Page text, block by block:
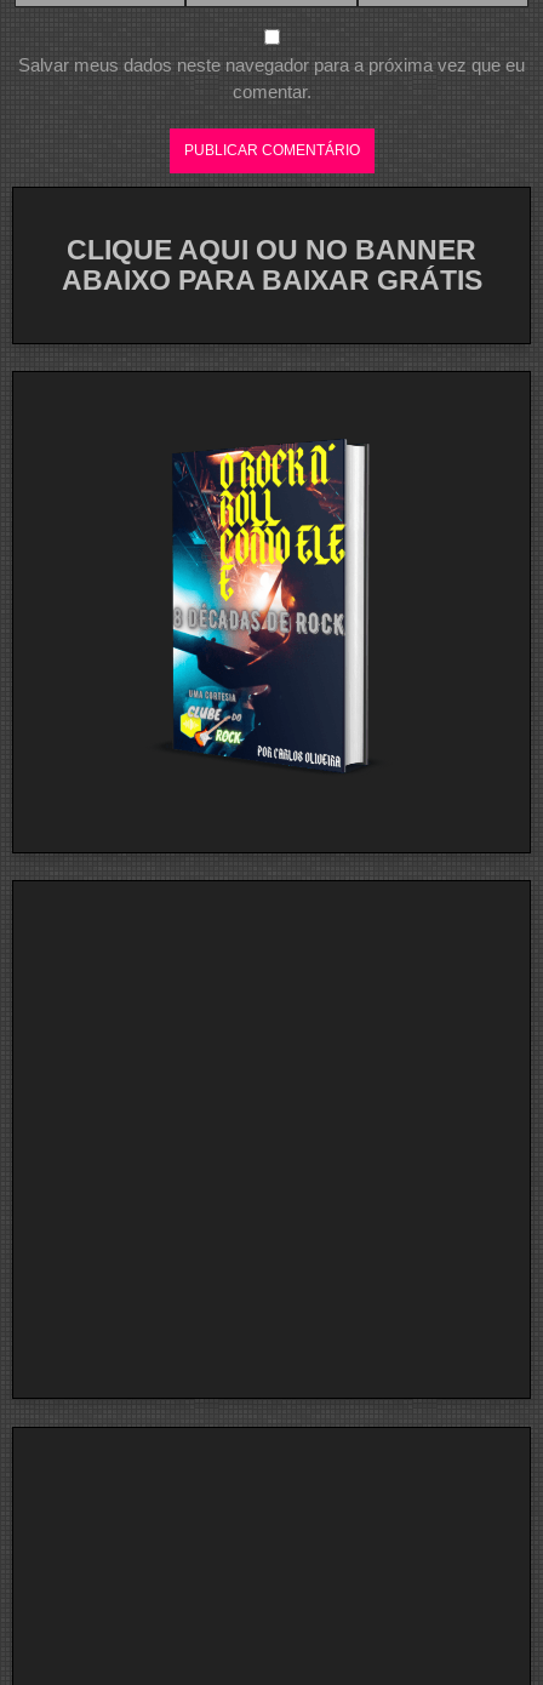
Salvar meus dados neste navegador para a próxima vez que eu
comentar.
CLIQUE AQUI OU NO BANNER
ABAIXO PARA BAIXAR GRÁTIS